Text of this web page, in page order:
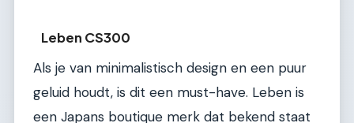
Leben CS300
Als je van minimalistisch design en een puur
geluid houdt, is dit een must-have. Leben is
een Japans boutique merk dat bekend staat